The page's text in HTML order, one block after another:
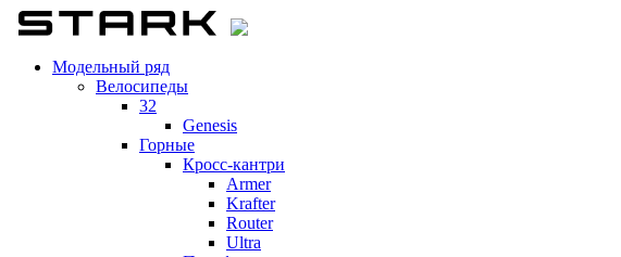
Модельный ряд
Велосипеды
32
Genesis
Горные
Кросс-кантри
Armer
Krafter
Router
Ultra